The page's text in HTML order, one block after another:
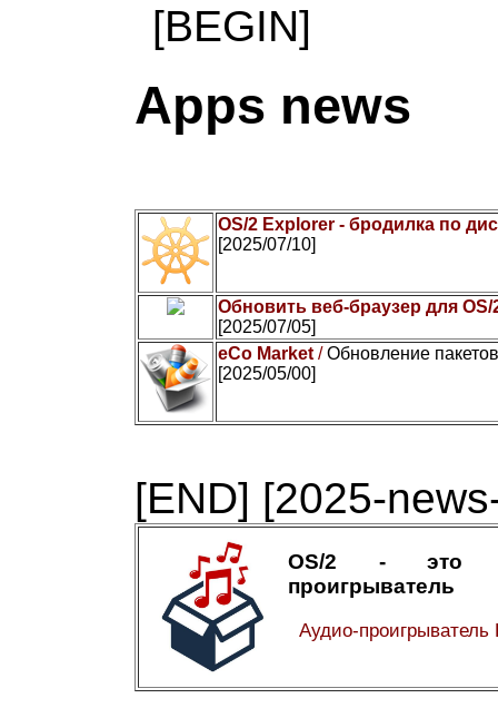
[BEGIN]
Apps news
OS/2 Explorer - бродилка по
[2025/07/10]
Обновить веб-браузер для OS/
[2025/07/05]
eCo Market /Обновление
[2025/05/00]
[END] [2025-
OS/2 - это
проигрыватель
Аудио-проигрыватель